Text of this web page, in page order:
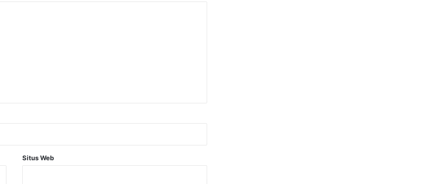
Situs Web